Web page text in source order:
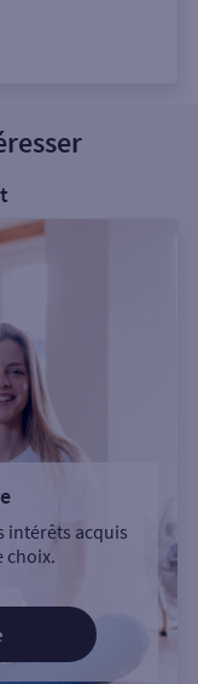
intérêts acquis
choix.